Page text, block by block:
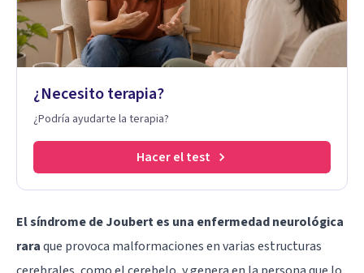
¿Necesito terapia?
¿Podría ayudarte la terapia?
Hacer el test
El síndrome de Joubert es una enfermedad neurológica
raraque provoca malformaciones en varias estructuras